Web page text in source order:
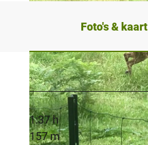
Foto's & kaart
1:37 h
157 m